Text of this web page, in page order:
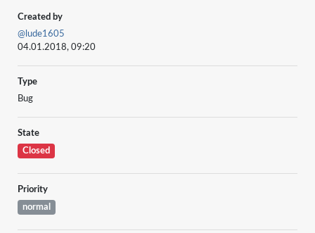
Created by
@lude1605
04.01.2018, 09:20
Type
Bug
State
Closed
Priority
normal